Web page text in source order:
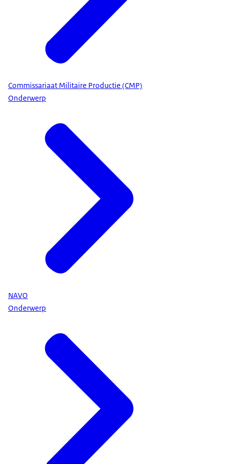
Commissariaat Militaire Productie (CMP)
Onderwerp
NAVO
Onderwerp